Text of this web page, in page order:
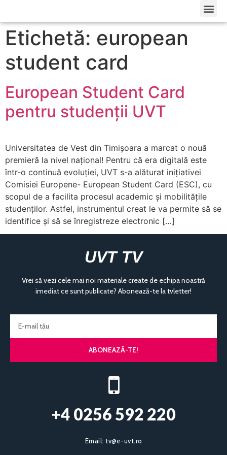
Etichetă: european
student card
European Student Card
pentru studenții UVT
Universitatea de Vest din Timișoara a marcat o nouă
premieră la nivel național! Pentru că era digitală este
într-o continuă evoluției, UVT s-a alăturat inițiativei
Comisiei Europene- European Student Card (ESC), cu
scopul de a facilita procesul academic și mobilitățile
studenților. Astfel, instrumentul creat le va permite să se
identifice și să se înregistreze electronic […]
UVT TV
Vrei să vezi cele mai noi materiale create de echipa noastră
imediat ce sunt publicate? Abonează-te la tvletter!
ABONEAZĂ-TE!
+4 0256 592 220​
Email: tv@e-uvt.ro